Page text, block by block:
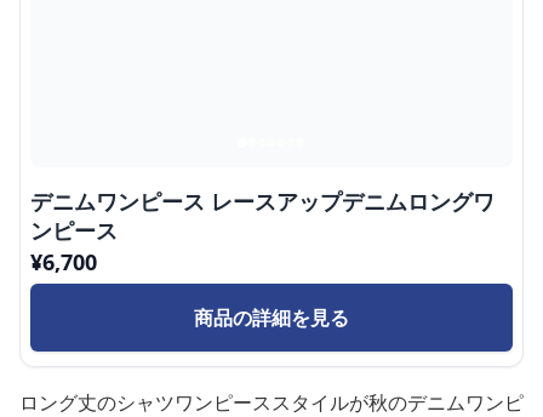
デニムワンピース レースアップデニムロングワ
ンピース
¥6,700
商品の詳細を見る
ロング丈のシャツワンピーススタイルが秋のデニムワンピ